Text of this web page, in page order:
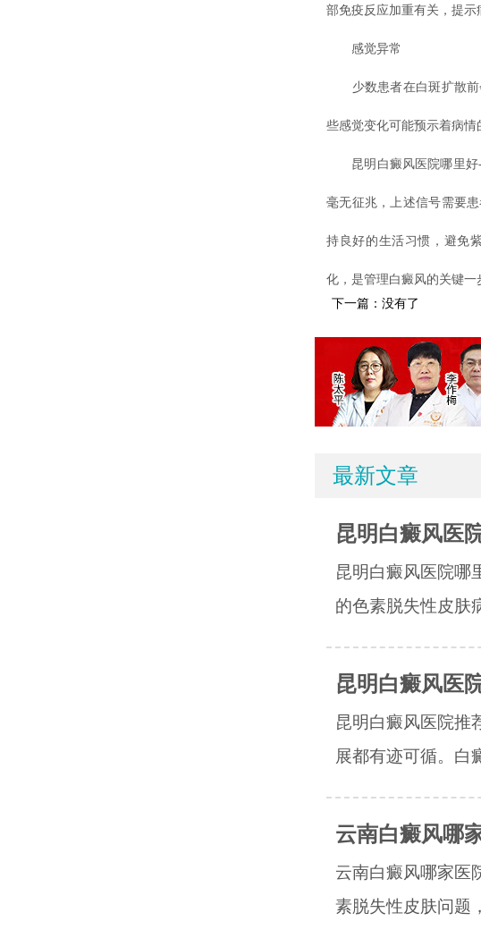
部免疫反应加重有关，提示
感觉异常
少数患者在白斑扩散前
些感觉变化可能预示着病情
昆明白癜风医院哪里好-
毫无征兆，上述信号需要
持良好的生活习惯，避免
化，是管理白癜风的关键一
下一篇：没有了
最新文章
昆明白癜风医
昆明白癜风医院哪
的色素脱失性皮肤
昆明白癜风医
昆明白癜风医院推
展都有迹可循。白
云南白癜风哪
云南白癜风哪家医
素脱失性皮肤问题